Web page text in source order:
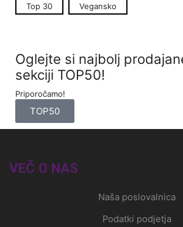
Top 30 Vegansko
Oglejte si najbolj
sekciji TOP50!
Priporočamo!
TOP50
VEČ O NAS
Naša poslovalnica
Podatki podjetja